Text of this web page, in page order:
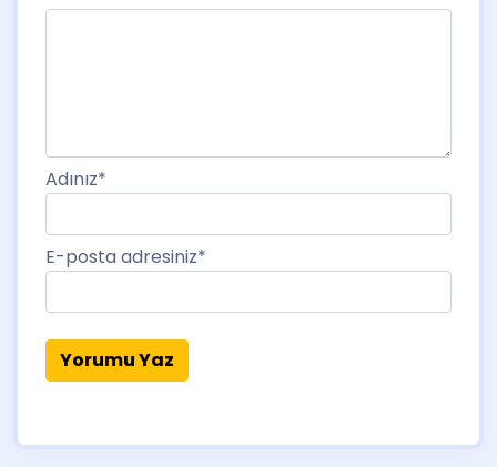
Adınız*
E-posta adresiniz*